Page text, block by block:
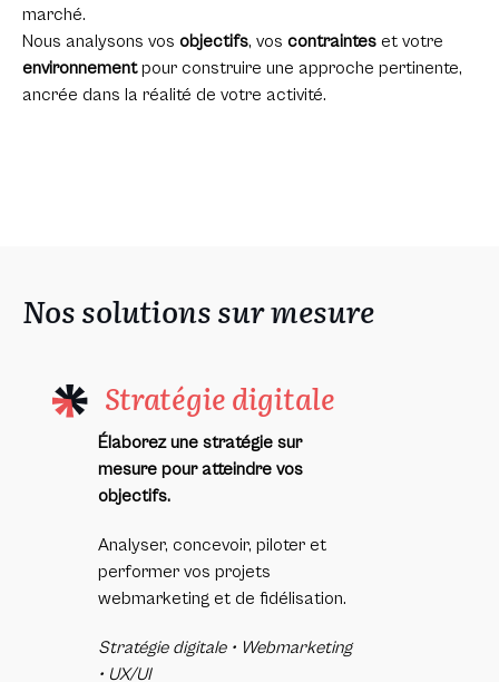
marché.
Nous analysons vos objectifs, vos contrainteset votre
environnementpour construire une approche pertinente,
ancrée dans la réalité de votre activité.
Nos solutions sur mesure
Stratégie digitale
Élaborez une stratégie sur
mesure pour atteindre vos
objectifs.
Analyser, concevoir, piloter et
performer vos projets
webmarketing et de fidélisation.
Stratégie digitale • Webmarketing
• UX/UI